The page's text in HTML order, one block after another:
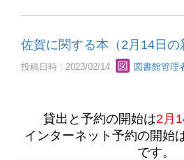
佐賀に関する本（2月14日の
投稿日時 : 2023/02/14 図書館管理
貸出と予約の開始は2月
インターネット予約の開始
です。